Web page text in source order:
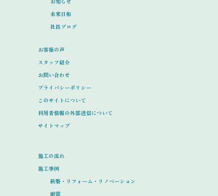
未来日和
社長ブログ
お客様の声
スタッフ紹介
お問い合わせ
プライバシーポリシー
このサイトについて
利用者情報の外部送信について
サイトマップ
施工の流れ
施工事例
新築・リフォーム・リノベーション
耐震